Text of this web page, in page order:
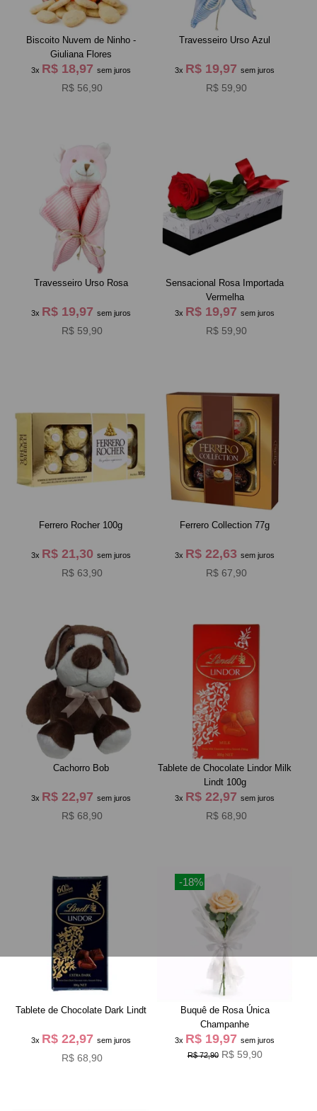
Biscoito Nuvem de Ninho -
Giuliana Flores
3x R$ 18,97 sem juros
R$ 56,90
Travesseiro Urso Azul
3x R$ 19,97sem juros
R$ 59,90
Travesseiro Urso Rosa
3x R$ 19,97 sem juros
R$ 59,90
Sensacional Rosa Importada
Vermelha
3x R$ 19,97sem juros
R$ 59,90
Ferrero Rocher 100g
3x R$ 21,30 sem juros
R$ 63,90
Ferrero Collection 77g
3x R$ 22,63sem juros
R$ 67,90
Cachorro Bob
3x R$ 22,97 sem juros
R$ 68,90
Tablete de Chocolate Lindor Milk
Lindt 100g
3x R$ 22,97sem juros
R$ 68,90
Tablete de Chocolate Dark Lindt
3x R$ 22,97 sem juros
R$ 68,90
-18%
Buquê de Rosa Única
Champanhe
3x R$ 19,97sem juros
R$ 72,90 R$ 59,90